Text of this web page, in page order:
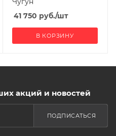
41 750 руб./шт
В КОРЗИНУ
акций и новостей
ПОДПИСАТЬСЯ